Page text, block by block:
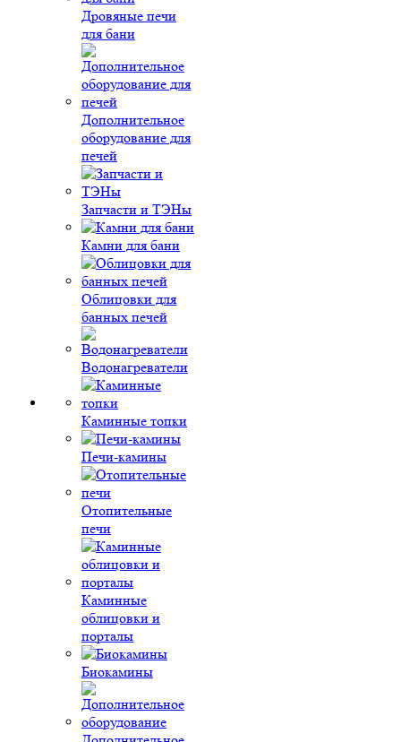
Дровяные печи
для бани
Дополнительное
оборудование для
печей
Запчасти и ТЭНы
Камни для бани
Облицовки для
банных печей
Водонагреватели
Каминные топки
Печи-камины
Отопительные
печи
Каминные
облицовки и
порталы
Биокамины